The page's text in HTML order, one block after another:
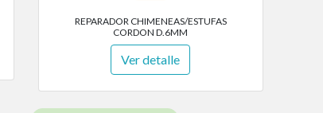
REPARADOR CHIMENEAS/ESTUFAS
CORDON D.6MM
Ver detalle